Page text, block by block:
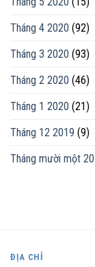
Tháng 4 2020 (92)
Tháng 3 2020 (93)
Tháng 2 2020 (46)
Tháng 1 2020 (21)
Tháng 12 2019 (9)
Tháng mười một
ĐỊA CHỈ